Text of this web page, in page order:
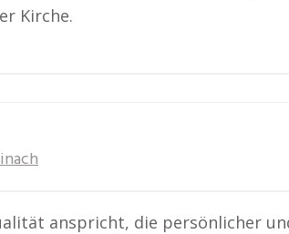
Kirche.
anspricht, die persönlicher